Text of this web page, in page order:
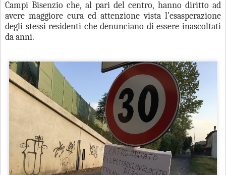
Campi Bisenzio che, al pari del centro, hanno diritto ad
avere maggiore cura ed attenzione vista l’esasperazione
degli stessi residenti che denunciano di essere inascoltati
da anni.